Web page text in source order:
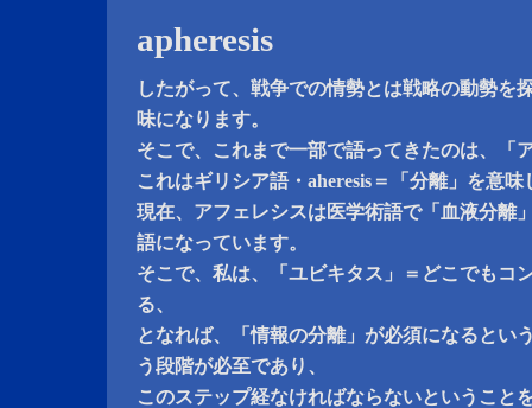
apheresis
したがって、戦争での情勢とは戦略の動勢を
味になります。
そこで、これまで一部で語ってきたのは、「
これはギリシア語・aheresis＝「分離」を意味
現在、アフェレシスは医学術語で「血液分離
語になっています。
そこで、私は、「ユビキタス」＝どこでもコ
る、
となれば、「情報の分離」が必須になるとい
う段階が必至であり、
このステップ経なければならないということ